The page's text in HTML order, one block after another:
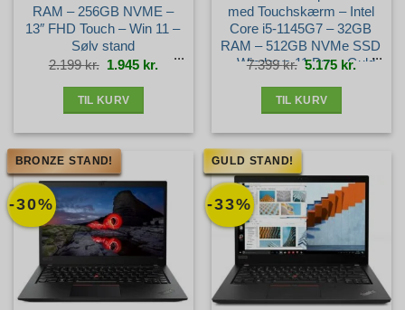
RAM – 256GB NVME –
13″ FHD Touch – Win 11 –
Sølv stand
2.199kr. Den
oprindelige
pris
1.945 kr. Den
aktuelle
pris
TIL KURV
med Touchskærm – Intel
Core i5-1145G7 – 32GB
RAM – 512GB NVMe SSD
– Windows 11 Pro – Guld
7.399kr. Den
oprindelige
pris
5.175 kr.Den
aktuelle
pris
TIL KURV
-30%
BRONZE STAND!
-33%
GULD STAND!